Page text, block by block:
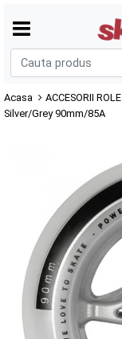
Acasa ACCESORII ROLE
Silver/Grey 90mm/85A